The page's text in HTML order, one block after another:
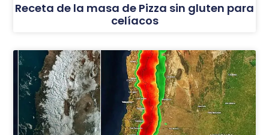
Receta de la masa de Pizza sin gluten para
celíacos